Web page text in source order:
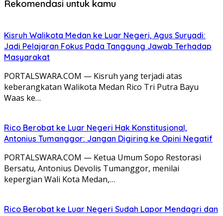
Rekomendasi untuk kamu
Kisruh Walikota Medan ke Luar Negeri, Agus Suryadi:
Jadi Pelajaran Fokus Pada Tanggung Jawab Terhadap
Masyarakat
PORTALSWARA.COM — Kisruh yang terjadi atas
keberangkatan Walikota Medan Rico Tri Putra Bayu
Waas ke…
Rico Berobat ke Luar Negeri Hak Konstitusional,
Antonius Tumanggor: Jangan Digiring ke Opini Negatif
PORTALSWARA.COM — Ketua Umum Sopo Restorasi
Bersatu, Antonius Devolis Tumanggor, menilai
kepergian Wali Kota Medan,…
Rico Berobat ke Luar Negeri Sudah Lapor Mendagri dan